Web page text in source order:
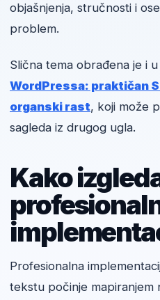
objašnjenja, stručnosti i
problem.
Slična tema obrađena je i
WordPressa: praktičan
organski rast, koji može
sagleda iz drugog ugla.
Kako
Profesionalna
tekstu počinje mapiranjem